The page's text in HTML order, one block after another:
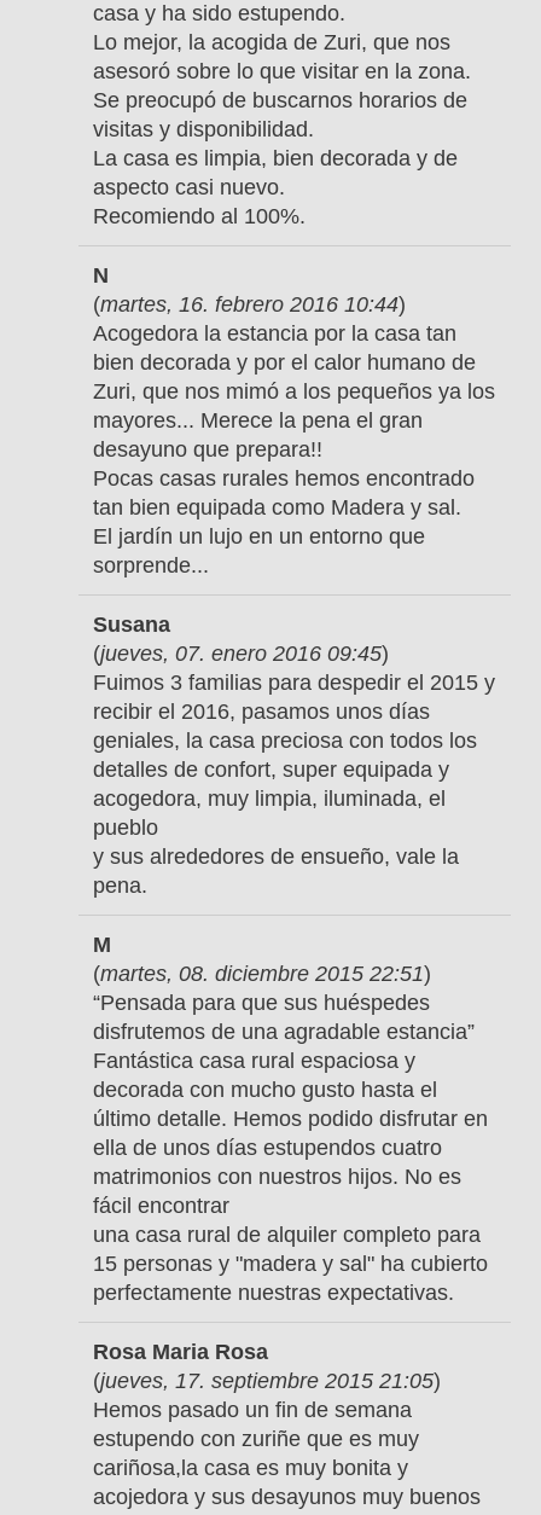
casa y ha sido estupendo.
Lo mejor, la acogida de Zuri, que nos
asesoró sobre lo que visitar en la zona.
Se preocupó de buscarnos horarios de
visitas y disponibilidad.
La casa es limpia, bien decorada y de
aspecto casi nuevo.
Recomiendo al 100%.
N
(martes, 16. febrero 2016 10:44)
Acogedora la estancia por la casa tan
bien decorada y por el calor humano de
Zuri, que nos mimó a los pequeños ya los
mayores... Merece la pena el gran
desayuno que prepara!!
Pocas casas rurales hemos encontrado
tan bien equipada como Madera y sal.
El jardín un lujo en un entorno que
sorprende...
Susana
(jueves, 07. enero 2016 09:45)
Fuimos 3 familias para despedir el 2015 y
recibir el 2016, pasamos unos días
geniales, la casa preciosa con todos los
detalles de confort, super equipada y
acogedora, muy limpia, iluminada, el
pueblo
y sus alrededores de ensueño, vale la
pena.
M
(martes, 08. diciembre 2015 22:51)
“Pensada para que sus huéspedes
disfrutemos de una agradable estancia”
Fantástica casa rural espaciosa y
decorada con mucho gusto hasta el
último detalle. Hemos podido disfrutar en
ella de unos días estupendos cuatro
matrimonios con nuestros hijos. No es
fácil encontrar
una casa rural de alquiler completo para
15 personas y "madera y sal" ha cubierto
perfectamente nuestras expectativas.
Rosa Maria Rosa
(jueves, 17. septiembre 2015 21:05)
Hemos pasado un fin de semana
estupendo con zuriñe que es muy
cariñosa,la casa es muy bonita y
acojedora y sus desayunos muy buenos